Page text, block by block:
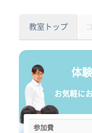
教室トップ
体
お気軽に
参加費